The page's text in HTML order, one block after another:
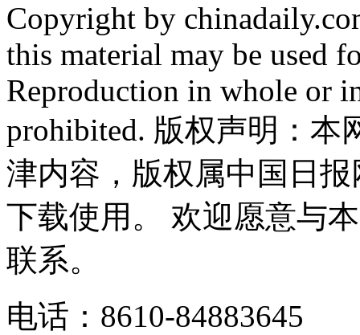
Copyright by
this material may be used
Reproduction in whole or
prohibited. 版权声明：
津内容，版权属中国日
下载使用。 欢迎愿意与
联系。
电话：8610-84883645